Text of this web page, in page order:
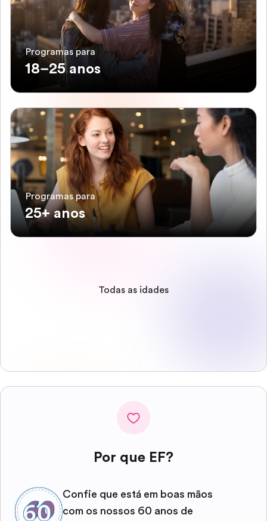
Programas para
18–25 anos
Programas para
25+ anos
Todas as idades
Por que EF?
Confie que está em boas mãos
com os nossos 60 anos de